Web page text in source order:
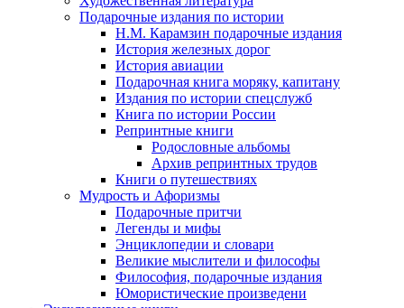
Подарочные издания по истории
Н.М. Карамзин подарочные издания
История железных дорог
История авиации
Подарочная книга моряку, капитану
Издания по истории спецслужб
Книга по истории России
Репринтные книги
Родословные альбомы
Архив репринтных трудов
Книги о путешествиях
Мудрость и Афоризмы
Подарочные притчи
Легенды и мифы
Энциклопедии и словари
Великие мыслители и философы
Философия, подарочные издания
Юмористические произведени